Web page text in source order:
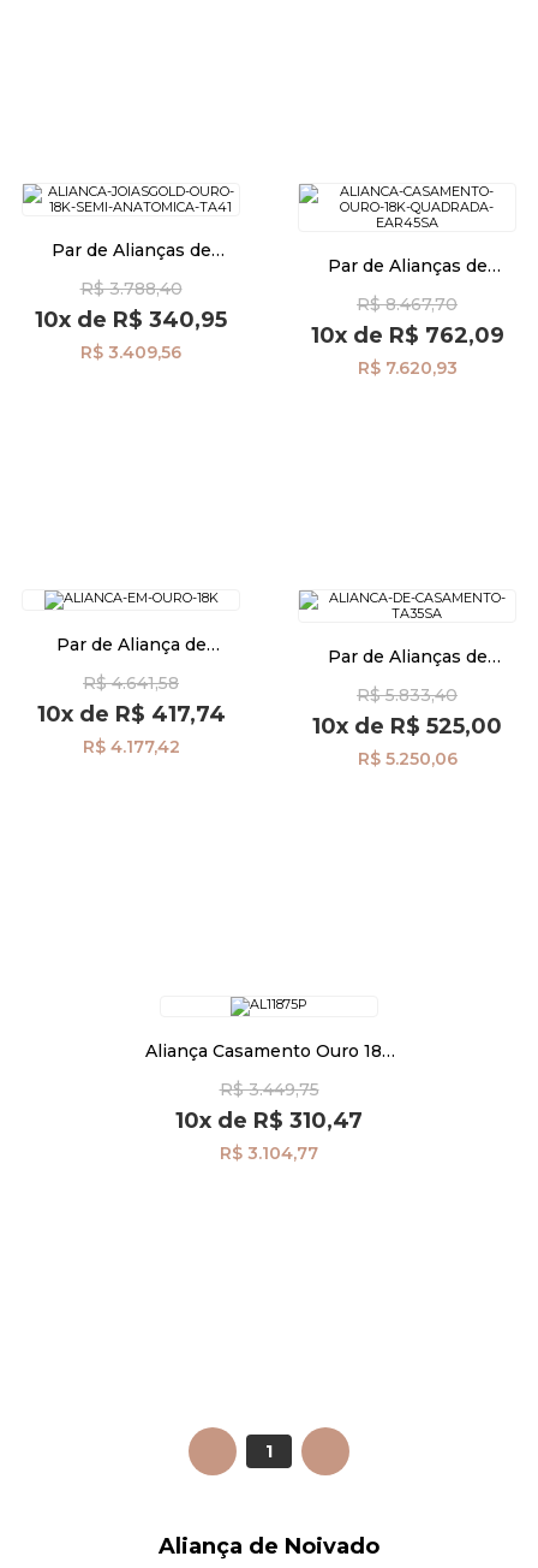
Par de Alianças de
com 4,0mm ta40
R$ 3.788,40
10x de R$ 340,95
R$ 3.409,56
Par de Alianças de
4,5mm Chanfrada ear45sa
R$ 8.467,70
10xde R$ 762,09
R$ 7.620,93
Par de Aliança de
Fit Anatômica ta29a
R$ 4.641,58
10xde R$ 417,74
R$ 4.177,42
Par de Alianças de
3,5mm Semi Anatômica
ta35sa
R$ 5.833,40
10x de R$ 525,00
R$ 5.250,06
Aliança Casamento Ouro 18K
Feminina ta39a
R$ 3.449,75
10x de R$ 310,47
R$ 3.104,77
ANTERIOR 1 PRÓXIMO
Aliança de Noivado